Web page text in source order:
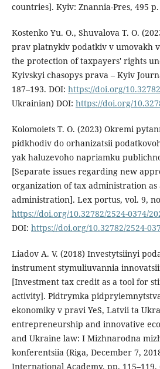
countries]. Kyiv: Znannia-Pres, 495
Kostenko Yu. O., Shuvalova T. O.
prav platnykiv podatkiv v umovakh
the protection of taxpayers' rights
Kyivskyi chasopys prava – Kyiv
187–193. DOI: https://doi.org/
Ukrainian) DOI: https://doi.org/
Kolomoiets T. O. (2023) Okremi
pidkhodiv do orhanizatsii
yak haluzevoho napriamku
[Separate issues regarding new
organization of tax administration
administration]. Lex portus, vol. 9,
https://doi.org/10.32782/2524-0374/
DOI: https://doi.org/10.32782/2524-
Liadov A. V. (2018) Investytsiinyi
instrument stymuliuvannia
[Investment tax credit as a tool for
activity]. Pidtrymka
ekonomiky v pravi YeS, Latvii ta
entrepreneurship and innovative
and Ukraine law: I Mizhnarodna
konferentsiia (Riga, December 7,
International Academy, pp.